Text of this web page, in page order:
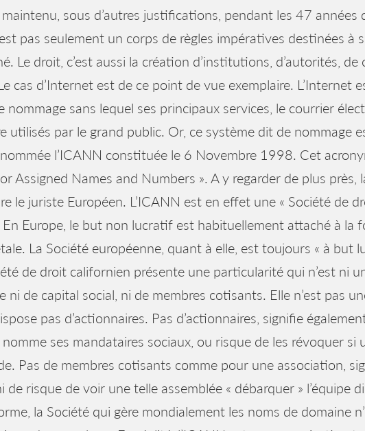
sous d’autres justifications, pendant les 47 années
pas seulement un corps de règles impératives destinées à
Le droit, c’est aussi la création d’institutions, d’autorités,
cas d’Internet est de ce point de vue exemplaire. L’Internet
nommage sans lequel ses principaux services, le courrier
utilisés par le grand public. Or, ce système dit de nommage
l’ICANN constituée le 6 Novembre 1998. Cet
Assigned Names and Numbers ». A y regarder de plus près,
le juriste Européen. L’ICANN est en effet une « Société de
Europe, le but non lucratif est habituellement attaché à la
La Société européenne, quant à elle, est toujours « à but
de droit californien présente une particularité qui n’est ni
ni de capital social, ni de membres cotisants. Elle n’est pas
pas d’actionnaires. Pas d’actionnaires, signifie
nomme ses mandataires sociaux, ou risque de les révoquer si
Pas de membres cotisants comme pour une association,
de risque de voir une telle assemblée « débarquer » l’équipe
la Société qui gère mondialement les noms de domaine